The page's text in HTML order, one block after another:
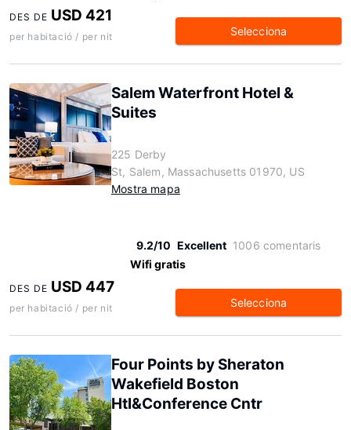
DES DE USD 421
per habitació / per nit Selecciona
Salem Waterfront Hotel &
Suites
225 Derby
St, Salem, Massachusetts 01970, US
Mostra mapa
9.2/10 Excellent 1006 comentaris
Wifi gratis
DES DE USD 447
per habitació / per nit Selecciona
Four Points by Sheraton
Wakefield Boston
Htl&Conference Cntr